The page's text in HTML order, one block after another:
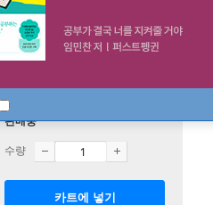
판매중
수량
카트에 넣기